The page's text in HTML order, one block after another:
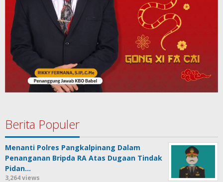
Berita Populer
Menanti Polres Pangkalpinang Dalam
Penanganan Bripda RA Atas Dugaan Tindak
Pidan…
3,264 views